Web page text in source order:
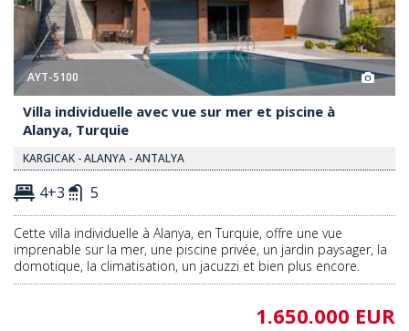
AYT-5100
Villa individuelle avec vue sur mer et piscine à
Alanya, Turquie
KARGICAK - ALANYA - ANTALYA
4+3 5
Cette villa individuelle à Alanya, en Turquie, offre une vue
imprenable sur la mer, une piscine privée, un jardin paysager, la
domotique, la climatisation, un jacuzzi et bien plus encore.
1.650.000 EUR